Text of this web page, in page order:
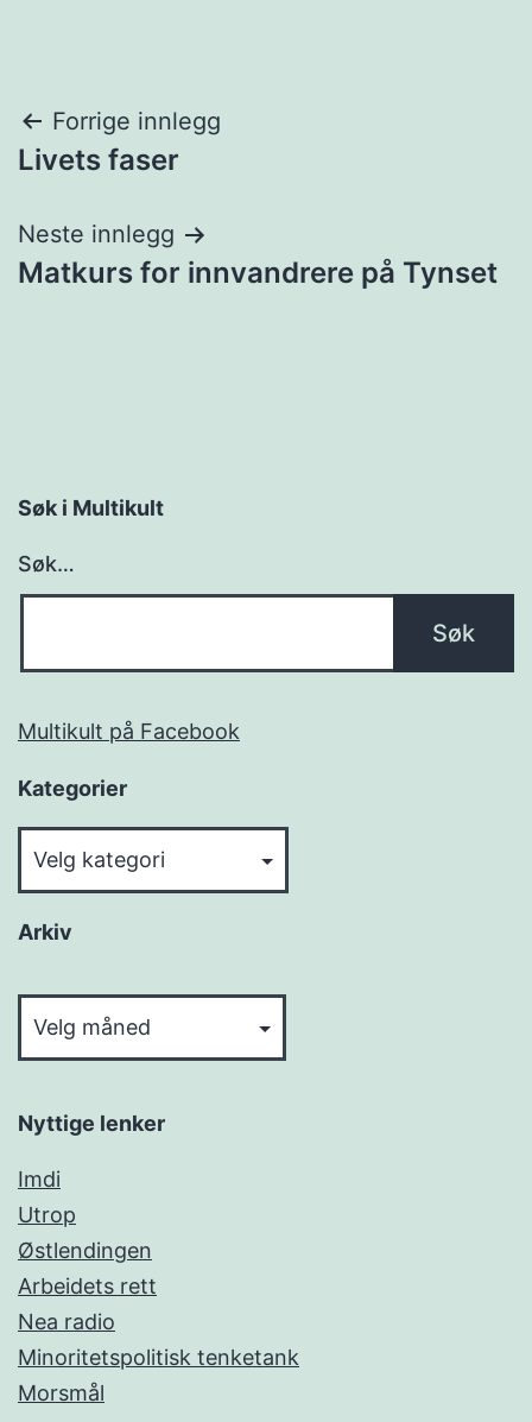
Innleggsnavigasjon
Forrige innlegg
Livets faser
Neste innlegg
Matkurs for innvandrere på Tynset
Søk i Multikult
Søk…
Multikult på Facebook
Kategorier
Arkiv
Nyttige lenker
Imdi
Utrop
Østlendingen
Arbeidets rett
Nea radio
Minoritetspolitisk tenketank
Morsmål